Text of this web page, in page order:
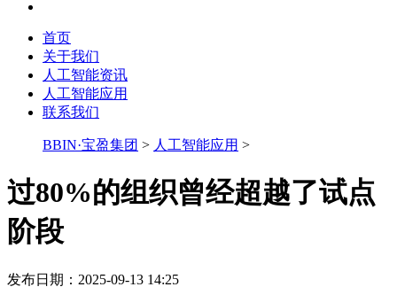
首页
关于我们
人工智能资讯
人工智能应用
联系我们
BBIN·宝盈集团 > 人工智能应用 >
过80%的组织曾经超越了试点
阶段
发布日期：2025-09-13 14:25